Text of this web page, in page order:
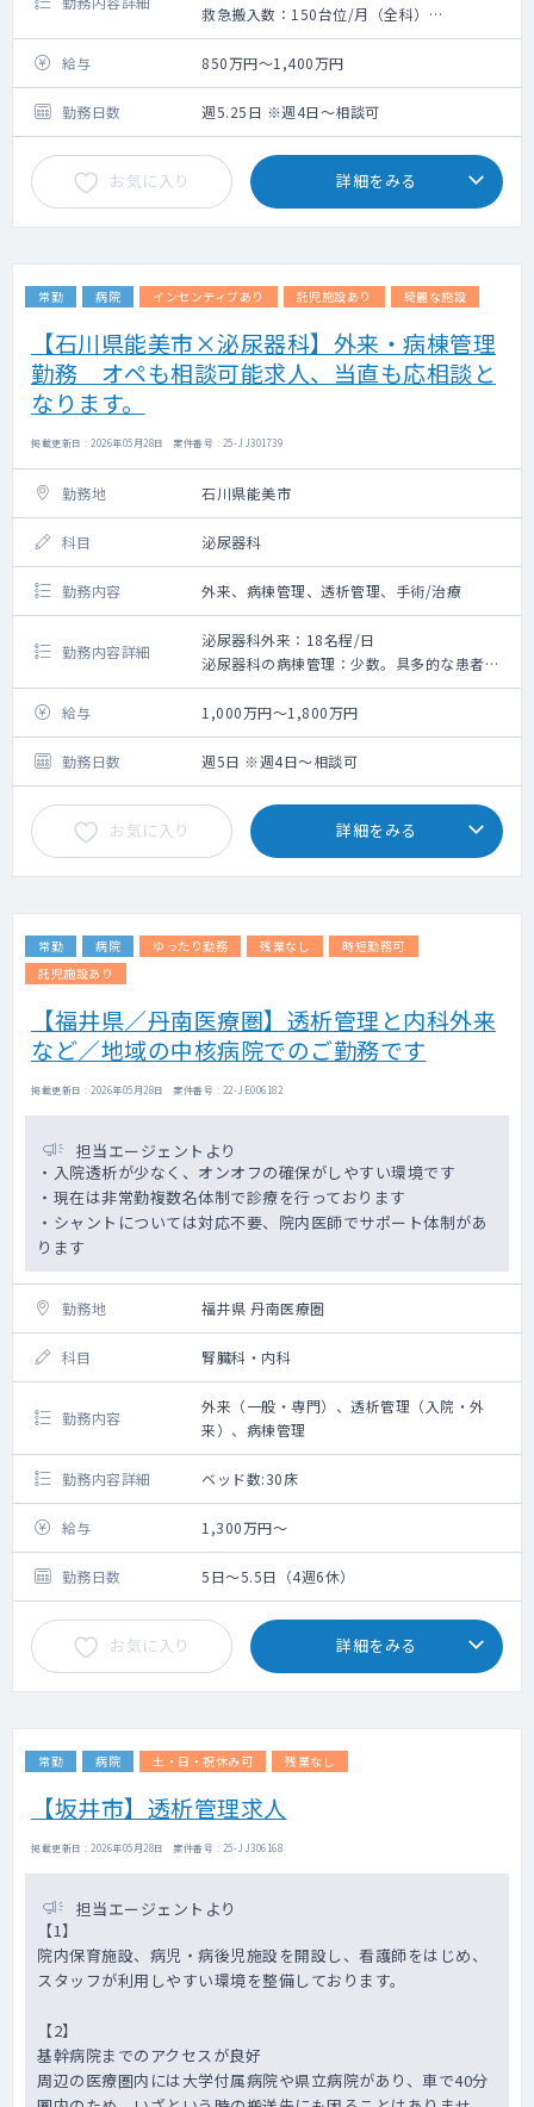
救急搬入数：150台位/月（全科）
手術数：45件位/月（全科）
給与
850万円～1,400万円
勤務日数 週5.25日 ※週4日～相談可
お気に入り 詳細をみる
常勤 病院 インセンティブあり 託児施設あり 綺麗な施設
【石川県能美市×泌尿器科】外来・病棟管理
勤務 オペも相談可能求人、当直も応相談と
なります。
掲載更新日 : 2026年05月28日 案件番号 : 25-JJ301739
勤務地 石川県能美市
科目 泌尿器科
勤務内容 外来、病棟管理、透析管理、手術/治療
勤務内容詳細
泌尿器科外来：18名程/日
泌尿器科の病棟管理：少数。具多的な患者数
は要確認
手 術：昨年実績 全身麻酔1件、局所麻酔
1件
透 析：確認中
給与 1,000万円～1,800万円
勤務日数 週5日 ※週4日～相談可
お気に入り 詳細をみる
常勤 病院 ゆったり勤務 残業なし
時短勤務可
託児施設あり
【福井県／丹南医療圏】透析管理と内科外来
など／地域の中核病院でのご勤務です
掲載更新日 : 2026年05月28日 案件番号 : 22-JE006182
担当エージェントより
・入院透析が少なく、オンオフの確保がしやすい環境です
・現在は非常勤複数名体制で診療を行っております
・シャントについては対応不要、院内医師でサポート体制があ
ります
勤務地 福井県 丹南医療圏
科目 腎臓科・内科
勤務内容
外来（⼀般・専門）、透析管理（⼊院・外
来）、病棟管理
勤務内容詳細 ベッド数:30床
給与 1,300万円～
勤務日数 5日～5.5日（4週6休）
お気に入り 詳細をみる
常勤 病院 土・日・祝休み可 残業なし
【坂井市】透析管理求人
掲載更新日 : 2026年05月28日 案件番号 : 25-JJ306168
担当エージェントより
【1】
院内保育施設、病児・病後児施設を開設し、看護師をはじめ、
スタッフが利用しやすい環境を整備しております。
【2】
基幹病院までのアクセスが良好
周辺の医療圏内には大学付属病院や県立病院があり、車で40分